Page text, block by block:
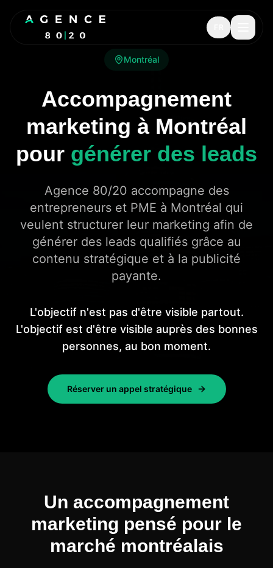
Montréal
Accompagnement
marketing à Montréal
pour générer des leads
Agence 80/20 accompagne des
entrepreneurs et PME à Montréal qui
veulent structurer leur marketing afin de
générer des leads qualifiés grâce au
contenu stratégique et à la publicité
payante.
L'objectif n'est pas d'être visible partout.
L'objectif est d'être visible auprès des bonnes
personnes, au bon moment.
Réserver un appel stratégique
Un accompagnement
marketing pensé pour le
marché montréalais